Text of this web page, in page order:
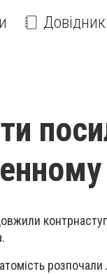
Довідник